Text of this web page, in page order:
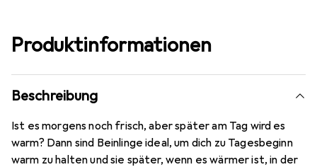
Produktinformationen
Beschreibung
Ist es morgens noch frisch, aber später am Tag wird es
warm? Dann sind Beinlinge ideal, um dich zu Tagesbeginn
warm zu halten und sie später, wenn es wärmer ist, in der